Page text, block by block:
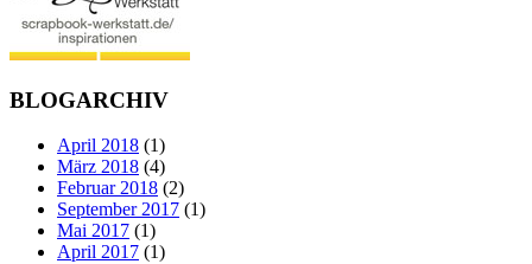
BLOGARCHIV
April 2018 (1)
März 2018 (4)
Februar 2018 (2)
September 2017 (1)
Mai 2017 (1)
April 2017 (1)